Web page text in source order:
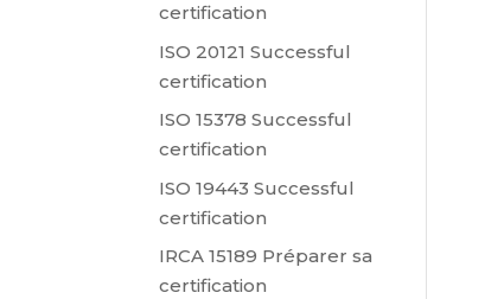
certification
ISO 20121 Successful
certification
ISO 15378 Successful
certification
ISO 19443 Successful
certification
IRCA 15189 Préparer sa
certification